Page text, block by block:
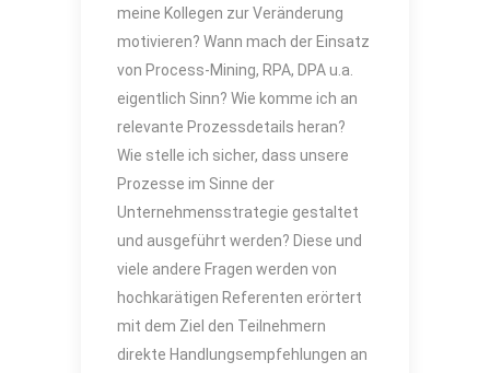
meine Kollegen zur Veränderung
motivieren? Wann mach der Einsatz
von Process-Mining, RPA, DPA u.a.
eigentlich Sinn? Wie komme ich an
relevante Prozessdetails heran?
Wie stelle ich sicher, dass unsere
Prozesse im Sinne der
Unternehmensstrategie gestaltet
und ausgeführt werden? Diese und
viele andere Fragen werden von
hochkarätigen Referenten erörtert
mit dem Ziel den Teilnehmern
direkte Handlungsempfehlungen an